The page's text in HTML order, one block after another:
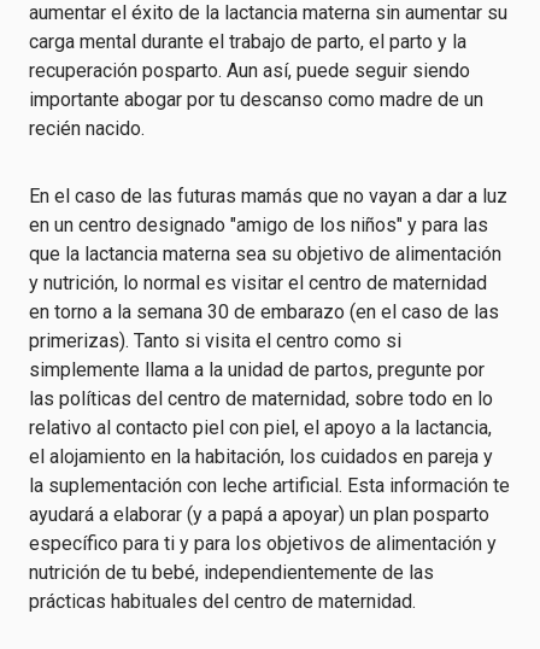
aumentar el éxito de la lactancia materna sin aumentar su
carga mental durante el trabajo de parto, el parto y la
recuperación posparto. Aun así, puede seguir siendo
importante abogar por tu descanso como madre de un
recién nacido.
En el caso de las futuras mamás que no vayan a dar a luz
en un centro designado "amigo de los niños" y para las
que la lactancia materna sea su objetivo de alimentación
y nutrición, lo normal es visitar el centro de maternidad
en torno a la semana 30 de embarazo (en el caso de las
primerizas). Tanto si visita el centro como si
simplemente llama a la unidad de partos, pregunte por
las políticas del centro de maternidad, sobre todo en lo
relativo al contacto piel con piel, el apoyo a la lactancia,
el alojamiento en la habitación, los cuidados en pareja y
la suplementación con leche artificial. Esta información te
ayudará a elaborar (y a papá a apoyar) un plan posparto
específico para ti y para los objetivos de alimentación y
nutrición de tu bebé, independientemente de las
prácticas habituales del centro de maternidad.